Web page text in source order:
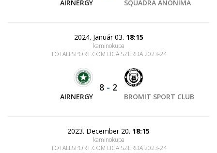
AIRNERGY SQUADRA ANONIMA
2024. Január 03. 18:15
kaminokupa
TOTALLSPORT.COM LIGA SZERDA 2023-24
AIRNERGY
8 - 2
BROMIT SPORT CLUB
2023. December 20. 18:15
kaminokupa
TOTALLSPORT.COM LIGA SZERDA 2023-24